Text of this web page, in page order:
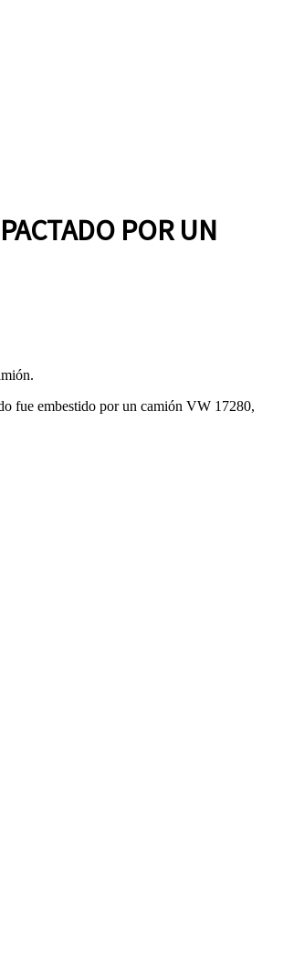
POR UN
fue embestido por un camión VW 17280,